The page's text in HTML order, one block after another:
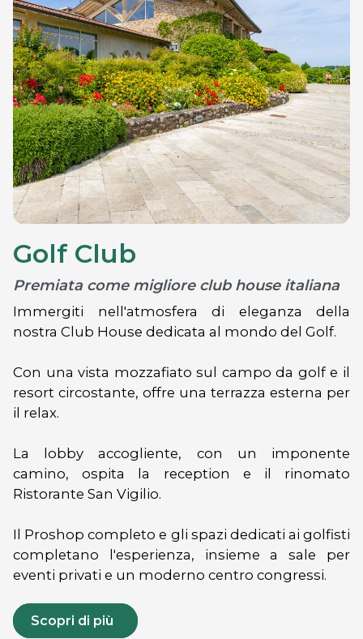
Golf Club
Premiata come migliore club house italiana
Immergiti nell'atmosfera di eleganza della
nostra Club House dedicata al mondo del Golf.
Con una vista mozzafiato sul campo da golf e il
resort circostante, offre una terrazza esterna per
il relax.
La lobby accogliente, con un imponente
camino, ospita la reception e il rinomato
Ristorante San Vigilio.
Il Proshop completo e gli spazi dedicati ai golfisti
completano l'esperienza, insieme a sale per
eventi privati e un moderno centro congressi.
Scopri di più